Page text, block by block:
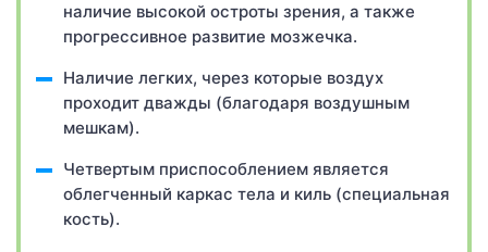
наличие высокой остроты зрения, а также
прогрессивное развитие мозжечка.
Наличие легких, через которые воздух
проходит дважды (благодаря воздушным
мешкам).
Четвертым приспособлением является
облегченный каркас тела и киль (специальная
кость).